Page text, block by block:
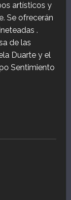
artísticos y
Se ofrecerán
.
de las
Duarte y el
Sentimiento